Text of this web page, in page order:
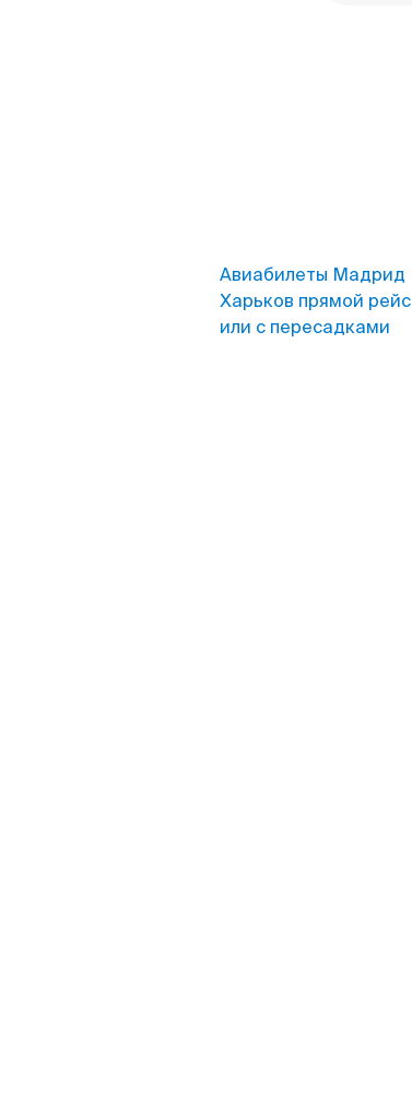
Авиабилеты Мадрид
Харьков прямой рейс
или с пересадками